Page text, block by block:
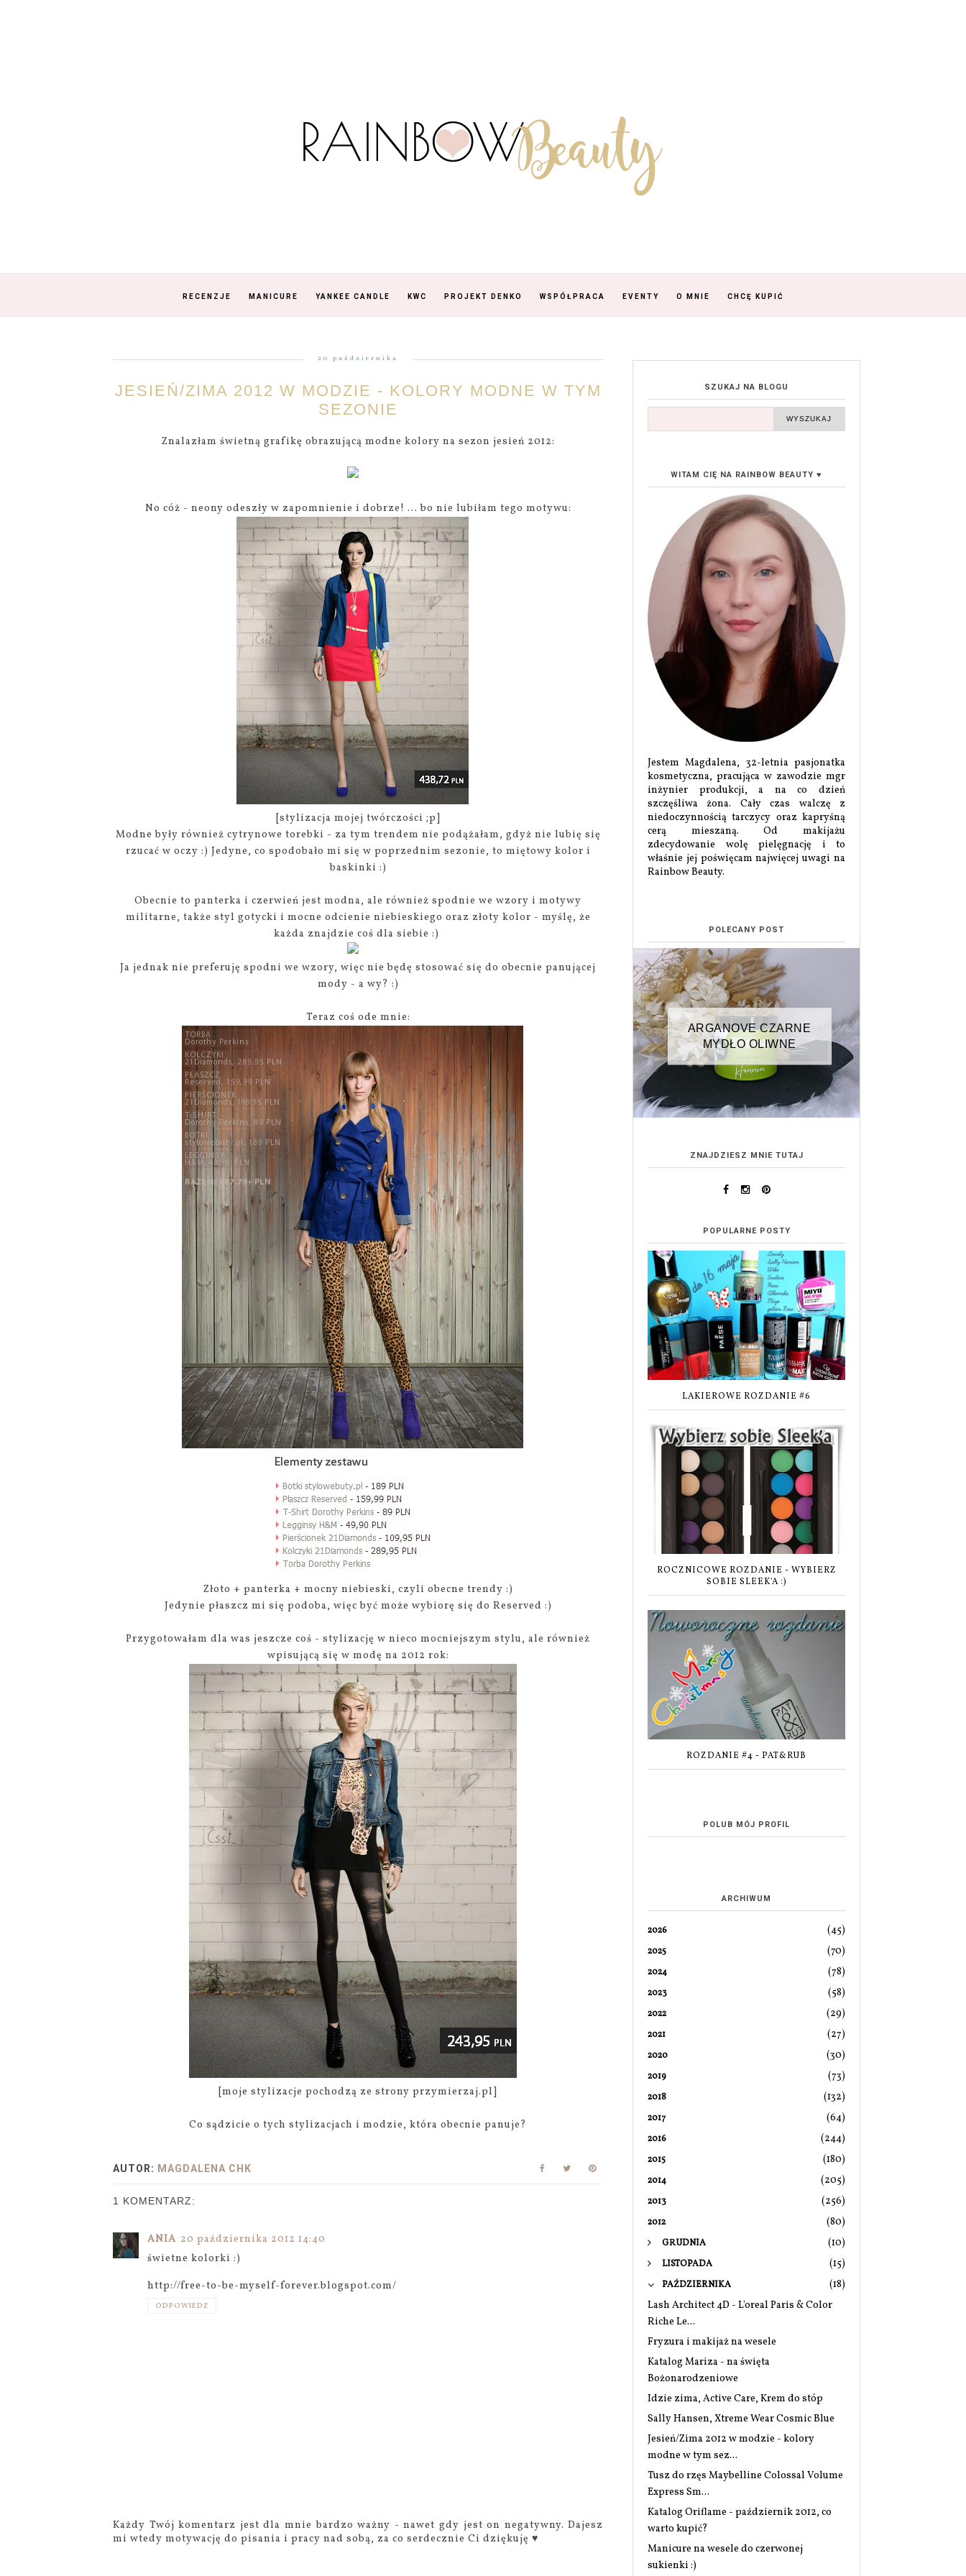
RECENZJE MANICURE YANKEE CANDLE KWC PROJEKT DENKO WSPÓŁPRACA EVENTY O MNIE CHCĘ KUPIĆ
20 października
JESIEŃ/ZIMA 2012 W MODZIE - KOLORY MODNE W TYM
SEZONIE
Znalazłam świetną grafikę obrazującą modne kolory na sezon jesień 2012:
No cóż - neony odeszły w zapomnienie i dobrze! ... bo nie lubiłam tego motywu:
[stylizacja mojej twórczości ;p]
Modne były również cytrynowe torebki - za tym trendem nie podążałam, gdyż nie lubię się
rzucać w oczy :) Jedyne, co spodobało mi się w poprzednim sezonie, to miętowy kolor i
baskinki :)
Obecnie to panterka i czerwień jest modna, ale również spodnie we wzory i motywy
militarne, także styl gotycki i mocne odcienie niebieskiego oraz złoty kolor - myślę, że
każda znajdzie coś dla siebie :)
Ja jednak nie preferuję spodni we wzory, więc nie będę stosować się do obecnie panującej
mody - a wy? :)
Teraz coś ode mnie:
Złoto + panterka + mocny niebieski, czyli obecne trendy :)
Jedynie płaszcz mi się podoba, więc być może wybiorę się do Reserved :)
Przygotowałam dla was jeszcze coś - stylizację w nieco mocniejszym stylu, ale również
wpisującą się w modę na 2012 rok:
[moje stylizacje pochodzą ze strony przymierzaj.pl]
Co sądzicie o tych stylizacjach i modzie, która obecnie panuje?
AUTOR: MAGDALENA CHK
1 KOMENTARZ:
ANIA 20 października 2012 14:40
świetne kolorki :)
http://free-to-be-myself-forever.blogspot.com/
ODPOWIEDZ
Każdy Twój komentarz jest dla mnie bardzo ważny - nawet gdy jest on negatywny. Dajesz
mi wtedy motywację do pisania i pracy nad sobą, za co serdecznie Ci dziękuję ♥
SZUKAJ NA BLOGU
WITAM CIĘ NA RAINBOW BEAUTY ♥
Jestem Magdalena, 32-letnia pasjonatka
kosmetyczna, pracująca w zawodzie mgr
inżynier produkcji, a na co dzień
szczęśliwa żona. Cały czas walczę z
niedoczynnością tarczycy oraz kapryśną
cerą mieszaną. Od makijażu
zdecydowanie wolę pielęgnację i to
właśnie jej poświęcam najwięcej uwagi na
Rainbow Beauty.
POLECANY POST
ARGANOVE CZARNE
MYDŁO OLIWNE
ZNAJDZIESZ MNIE TUTAJ
POPULARNE POSTY
LAKIEROWE ROZDANIE #6
ROCZNICOWE ROZDANIE - WYBIERZ
SOBIE SLEEK'A :)
ROZDANIE #4 - PAT&RUB
POLUB MÓJ PROFIL
ARCHIWUM
2026 (45)
2025 (70)
2024 (78)
2023 (58)
2022 (29)
2021 (27)
2020 (30)
2019 (73)
2018 (132)
2017 (64)
2016 (244)
2015 (180)
2014 (205)
2013 (256)
2012 (80)
GRUDNIA (10)
LISTOPADA (15)
PAŹDZIERNIKA
(18)
Lash Architect 4D - L'oreal Paris & Color
Riche Le...
Fryzura i makijaż na wesele
Katalog Mariza - na święta
Bożonarodzeniowe
Idzie zima, Active Care, Krem do stóp
Sally Hansen, Xtreme Wear Cosmic Blue
Jesień/Zima 2012 w modzie - kolory
modne w tym sez...
Tusz do rzęs Maybelline Colossal Volume
Express Sm...
Katalog Oriflame - październik 2012, co
warto kupić?
Manicure na wesele do czerwonej
sukienki :)